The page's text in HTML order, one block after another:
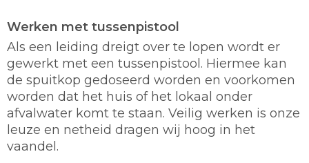
Werken met tussenpistool
Als een leiding dreigt over te lopen wordt er
gewerkt met een tussenpistool. Hiermee kan
de spuitkop gedoseerd worden en voorkomen
worden dat het huis of het lokaal onder
afvalwater komt te staan. Veilig werken is onze
leuze en netheid dragen wij hoog in het
vaandel.